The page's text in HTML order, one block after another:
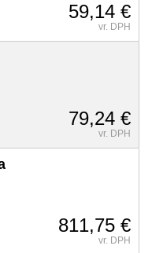
59,14 €
vr. DPH
79,24 €
vr. DPH
811,75 €
vr. DPH